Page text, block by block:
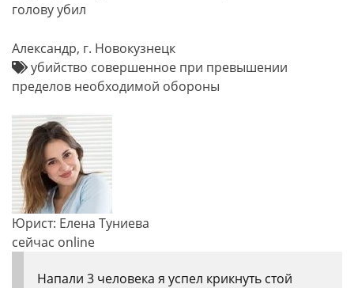
голову убил
Александр, г. Новокузнецк
убийство совершенное при превышении
пределов необходимой обороны
Юрист: Елена Туниева
сейчас online
Напали 3 человека я успел крикнуть стой